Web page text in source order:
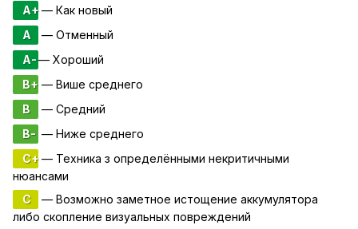
A+— Как новый
A
— Отменный
A-— Хороший
B+ — Више среднего
B
— Средний
B- — Ниже среднего
C+— Техника з определёнными некритичными
нюансами
C
— Возможно заметное истощение аккумулятора
либо скопление визуальных повреждений